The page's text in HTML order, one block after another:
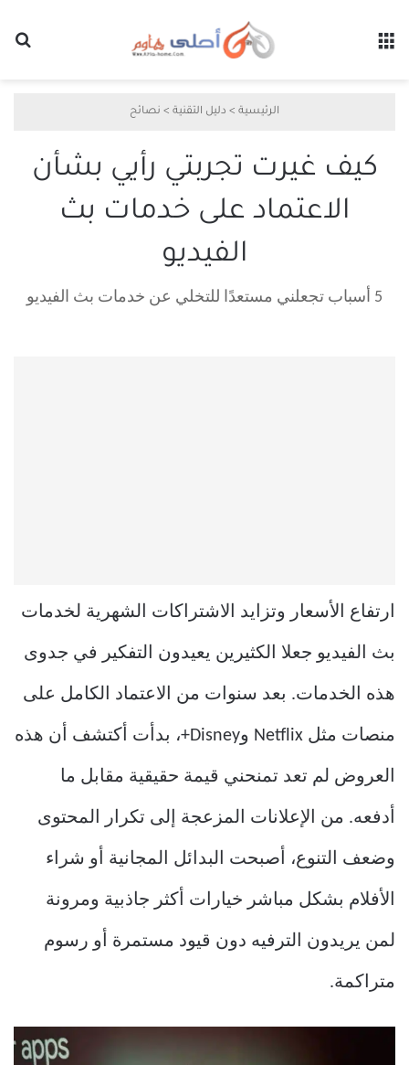
الرئيسية > دليل التقنية > نصائح
كيف غيرت تجربتي رأيي بشأن
الاعتماد على خدمات بث
الفيديو
5 أسباب تجعلني مستعدًا للتخلي عن خدمات بث الفيديو
ارتفاع الأسعار وتزايد الاشتراكات الشهرية لخدمات
بث الفيديو جعلا الكثيرين يعيدون التفكير في جدوى
هذه الخدمات. بعد سنوات من الاعتماد الكامل على
منصات مثل Netflix وDisney+، بدأت أكتشف أن هذه
العروض لم تعد تمنحني قيمة حقيقية مقابل ما
أدفعه. من الإعلانات المزعجة إلى تكرار المحتوى
وضعف التنوع، أصبحت البدائل المجانية أو شراء
الأفلام بشكل مباشر خيارات أكثر جاذبية ومرونة
لمن يريدون الترفيه دون قيود مستمرة أو رسوم
متراكمة.